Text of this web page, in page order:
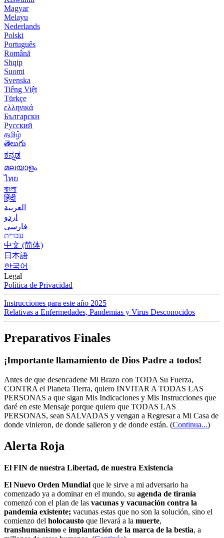
Magyar
Melayu
Nederlands
Polski
Português
Română
Shqip
Suomi
Svenska
Tiếng Việt
Türkçe
ελληνικά
Български
Русский
தமிழ்
తెలుగు
ಕನ್ನಡ
മലയാളം
ไทย
বাংলা
हिंदी
العربية
اردو
فارسی
עִברִית
中文 (简体)
日本語
한국어
Legal
Política de Privacidad
Instrucciones para este año 2025
Relativas a Enfermedades, Pandemias y Virus Desconocidos
Preparativos Finales
¡Importante llamamiento de Dios Padre a todos!
Antes de que desencadene Mi Brazo con TODA Su Fuerza,
CONTRA el Planeta Tierra, quiero INVITAR A TODAS LAS
PERSONAS a que sigan Mis Indicaciones y Mis Instrucciones que
daré en este Mensaje porque quiero que TODAS LAS
PERSONAS, sean SALVADAS y vengan a Regresar a Mi Casa de
donde vinieron, de donde salieron y de donde están. (Continua...)
Alerta Roja
El FIN de nuestra Libertad, de nuestra Existencia
El Nuevo Orden Mundial que le sirve a mi adversario ha
comenzado ya a dominar en el mundo, su agenda de tiranía
comenzó con el plan de las vacunas y vacunación contra la
pandemia existente; vacunas estas que no son la solución, sino el
comienzo del holocausto que llevará a la muerte,
transhumanismo e implantación de la marca de la bestia, a